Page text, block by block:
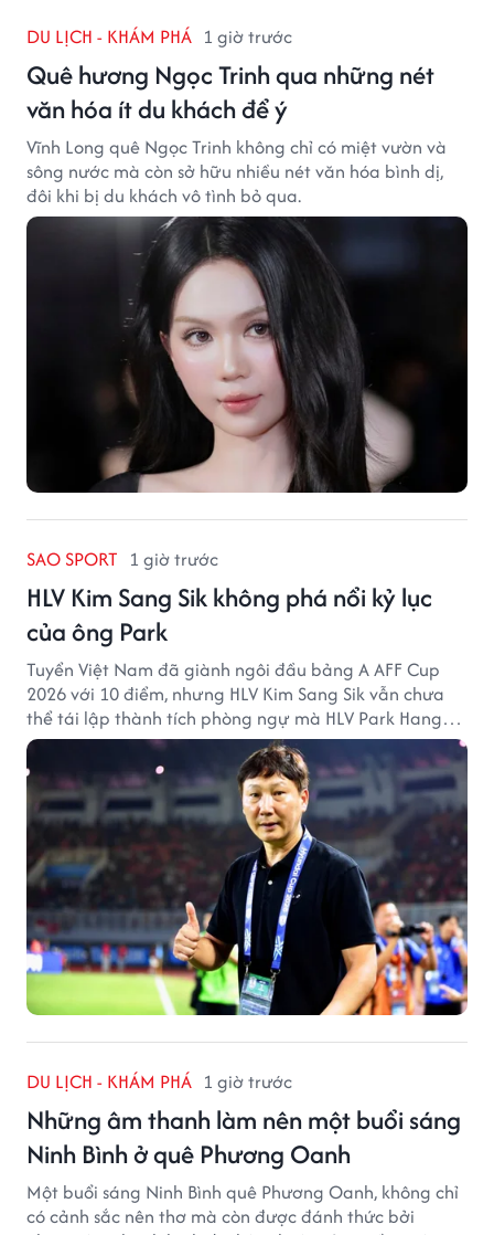
DU LỊCH - KHÁM PHÁ 1 giờ trước
Quê hương Ngọc Trinh qua những nét
văn hóa ít du khách để ý
Vĩnh Long quê Ngọc Trinh không chỉ có miệt vườn và
sông nước mà còn sở hữu nhiều nét văn hóa bình dị,
đôi khi bị du khách vô tình bỏ qua.
SAO SPORT 1 giờ trước
HLV Kim Sang Sik không phá nổi kỷ lục
của ông Park
Tuyển Việt Nam đã giành ngôi đầu bảng A AFF Cup
2026 với 10 điểm, nhưng HLV Kim Sang Sik vẫn chưa
thể tái lập thành tích phòng ngự mà HLV Park Hang
Seo từng tạo ra.
DU LỊCH - KHÁM PHÁ 1 giờ trước
Những âm thanh làm nên một buổi sáng
Ninh Bình ở quê Phương Oanh
Một buổi sáng Ninh Bình quê Phương Oanh, không chỉ
có cảnh sắc nên thơ mà còn được đánh thức bởi